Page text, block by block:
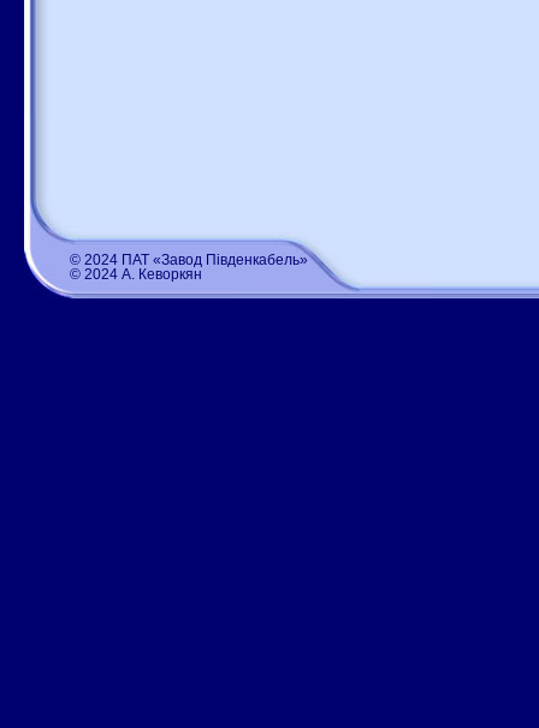
© 2024 ПАТ «Завод Південкабель»
© 2024 А. Кеворкян